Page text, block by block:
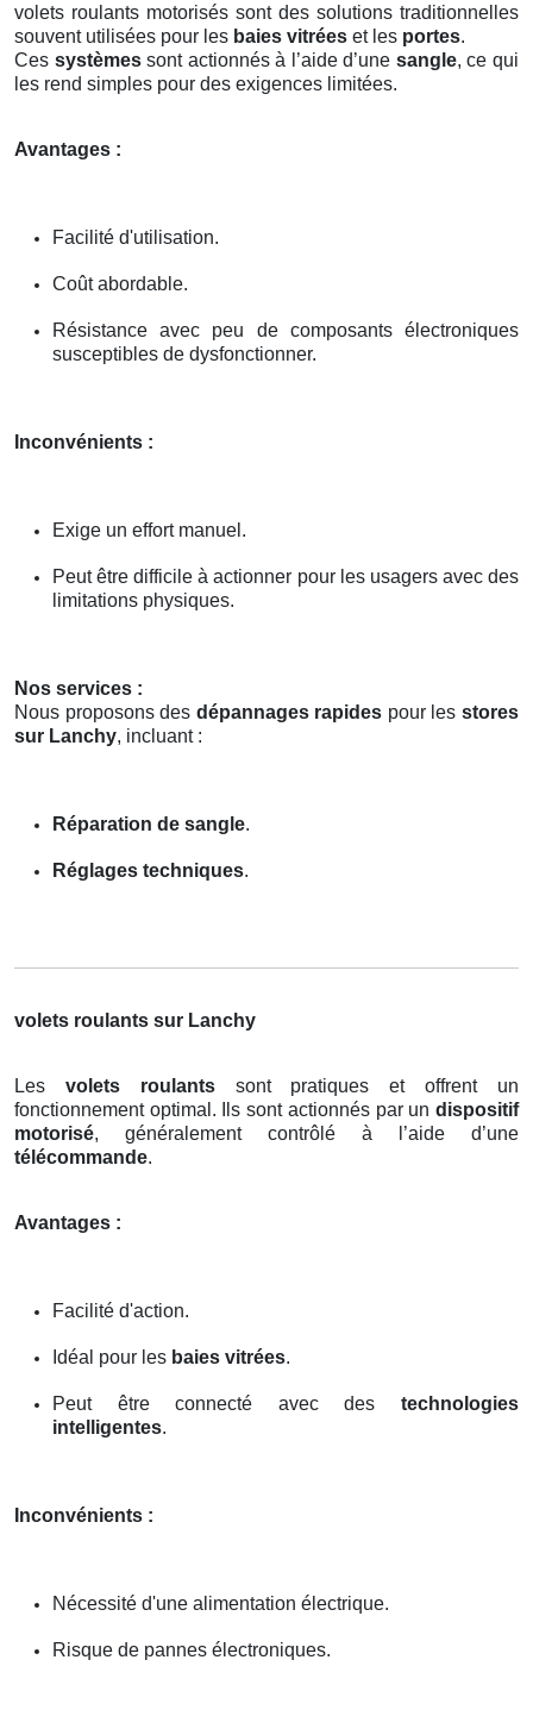
volets roulants motorisés sont des solutions traditionnelles
souvent utilisées pour les baies vitrées et les portes.
Ces systèmessont actionnés à l’aide d’une sangle, ce qui
les rend simples pour des exigences limitées.
Avantages :
Facilité d'utilisation.
Coût abordable.
Résistance avec peu de composants électroniques
susceptibles de dysfonctionner.
Inconvénients :
Exige un effort manuel.
Peut être difficile à actionner pour les usagers avec des
limitations physiques.
Nos services :
Nous proposons des dépannages rapides pour lesstores
sur Lanchy, incluant :
Réparation de sangle.
Réglages techniques.
volets roulants sur Lanchy
Les volets roulantssont pratiques et offrent un
fonctionnement optimal. Ils sont actionnés par un dispositif
motorisé, généralement contrôlé à l’aide d’une
télécommande.
Avantages :
Facilité d'action.
Idéal pour les baies vitrées.
Peut être connecté avec des technologies
intelligentes.
Inconvénients :
Nécessité d'une alimentation électrique.
Risque de pannes électroniques.